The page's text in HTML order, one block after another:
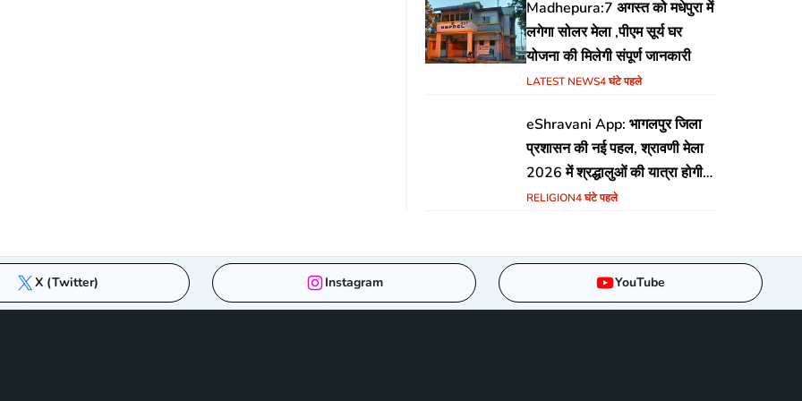
Madhepura:7 अगस्त को मधेपुरा में
लगेगा सोलर मेला ,पीएम सूर्य घर
योजना की मिलेगी संपूर्ण जानकारी
LATEST NEWS4 घंटे पहले
eShravani App: भागलपुर जिला
प्रशासन की नई पहल, श्रावणी मेला
2026 में श्रद्धालुओं की यात्रा होगी
सुरक्षित और सुगम
RELIGION4 घंटे पहले
X (Twitter) Instagram YouTube